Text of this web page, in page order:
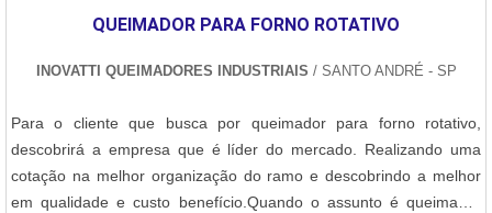
QUEIMADOR PARA FORNO ROTATIVO
INOVATTI QUEIMADORES INDUSTRIAIS / SANTO ANDRÉ - SP
Para o cliente que busca por queimador para forno rotativo,
descobrirá a empresa que é líder do mercado. Realizando uma
cotação na melhor organização do ramo e descobrindo a melhor
em qualidade e custo benefício.Quando o assunto é queimador